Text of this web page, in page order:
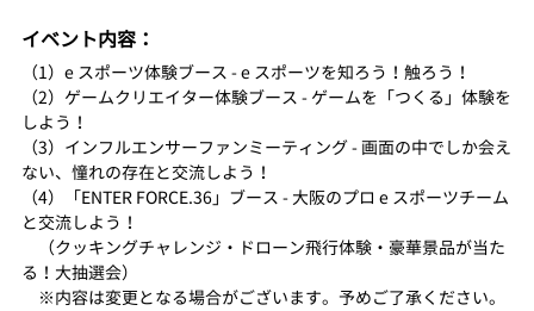
イベント内容：
（1）e スポーツ体験ブース - e スポーツを知ろう！触ろう！
（2）ゲームクリエイター体験ブース - ゲームを「つくる」体験を
しよう！
（3）インフルエンサーファンミーティング - 画面の中でしか会え
ない、憧れの存在と交流しよう！
（4）「ENTER FORCE.36」ブース - 大阪のプロ e スポーツチーム
と交流しよう！
（クッキングチャレンジ・ドローン飛行体験・豪華景品が当た
る！大抽選会）
※内容は変更となる場合がございます。予めご了承ください。